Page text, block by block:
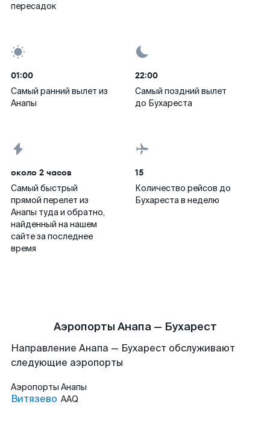
пересадок
01:00
Самый ранний вылет из
Анапы
22:00
Самый поздний вылет
до Бухареста
около 2 часов
Самый быстрый
прямой перелет из
Анапы туда и обратно,
найденный на нашем
сайте за последнее
время
15
Количество рейсов до
Бухареста в неделю
Аэропорты Анапа — Бухарест
Направление Анапа — Бухарест обслуживают
следующие аэропорты
Аэропорты Анапы
Витязево AAQ